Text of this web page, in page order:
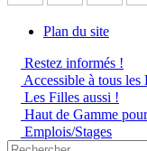
Plan du site
Restez informés !
Accessible à tous les
Les Filles aussi !
Haut de Gamme
Emplois/Stages